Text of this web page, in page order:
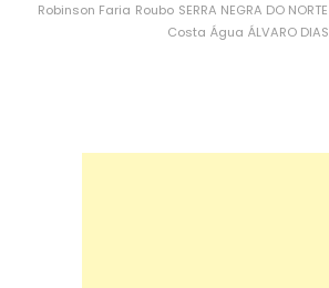
Robinson Faria Roubo SERRA NEGRA DO NORTE
Costa Água ÁLVARO DIAS